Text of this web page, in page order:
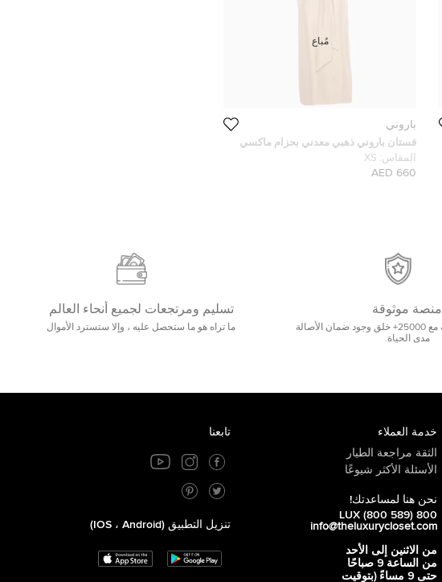
باروني
فستان باروني ذهبي معدني بحزام ماكسي
مقاس صغير (إكس سمول)
المقاس: XS
660 AED
مُباع
منصة موثوقة
صفيحة موثوقة وآمنة مع 25000+ خلق وجود ضمان الأصالة
مدى الحياة.
تسليم ومرتجعات لجميع أنحاء العالم
ما تراه هو ما ستحصل عليه ، وإلا ستسترد الأموال
خدمة العملاء
الثقة مراجعة الطيار
الأسئلة الأكثر شيوعًا
نحن هنا لمساعدتك!
800 LUX (800 589)
info@theluxurycloset.com
من الاثنين إلى الأحد
من الساعة 9 صباحًا
حتى 9 مساءً (بتوقيت
تابعنا
تنزيل التطبيق (iOS ، Android)